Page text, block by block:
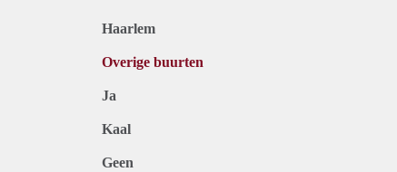
Haarlem
Overige buurten
Ja
Kaal
Geen